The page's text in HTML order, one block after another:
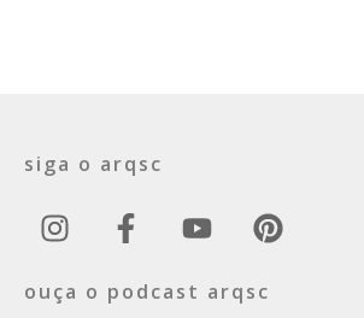
siga o arqsc
ouça o podcast arqsc